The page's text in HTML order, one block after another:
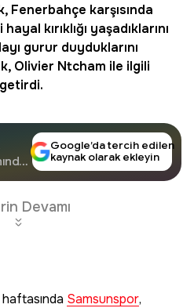
, Fenerbahçe karşısında
kırıklığı yaşadıklarını
gurur duyduklarını
Olivier Ntcham ile ilgili
getirdi.
Google’da tercih edilen
kaynak olarak ekleyin
Devamı
Samsunspor,